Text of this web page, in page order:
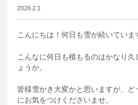
2026.2.1
こんにちは！何日も雪が続いていま
こんなに何日も積もるのはかなり久
ょうか。
皆様雪かき大変かと思いますが、ど
にお気をつけくださいませ。